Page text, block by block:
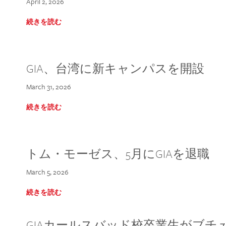
続きを読む
GIA、台湾に新キャンパスを開設
March 31, 2026
続きを読む
トム・モーゼス、5月にGIAを退職
March 5, 2026
続きを読む